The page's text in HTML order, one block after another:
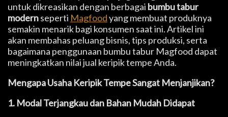
untuk dikreasikan dengan berbagai bumbu tabur
modernseperti Magfoodyang membuat produknya
semakin menarik bagi konsumen saat ini. Artikel ini
akan membahas peluang bisnis, tips produksi, serta
bagaimana penggunaan bumbu tabur Magfood dapat
meningkatkan nilai jual keripik tempe Anda.
Mengapa Usaha Keripik Tempe Sangat Menjanjikan?
1. Modal Terjangkau dan Bahan Mudah Didapat